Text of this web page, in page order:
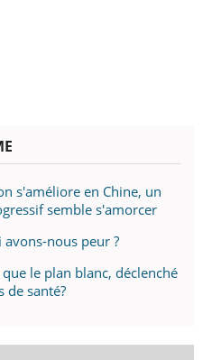
s'améliore en Chine, un
semble s'amorcer
nous peur ?
le plan blanc, déclenché
de santé?